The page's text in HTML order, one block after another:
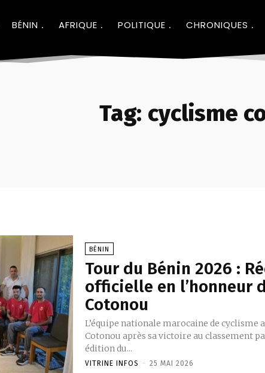
BÉNIN AFRIQUE POLITIQUE CHRONIQUES
Tag: cyclisme
BÉNIN
Tour du Bénin 2026 :
officielle en l’honneur
Cotonou
‎L’équipe nationale marocaine de cyclisme
Cotonou après sa victoire au classement
édition du...
VITRINE INFOS - 25 MAI 2026